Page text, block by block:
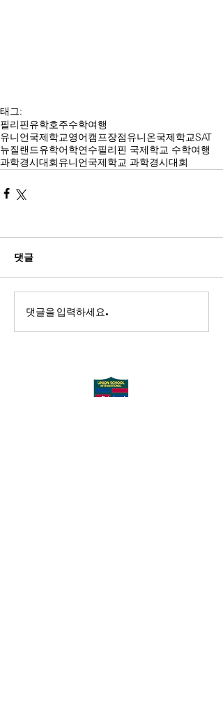
태그:
필리핀유학호주수학여행
유니언국제학교영어캠프장점유니온국제학교SAT
뉴질랜드유학어학연수필리핀 국제학교 수학여행
과학경시대회유니언국제학교 과학경시대회
댓글
댓글을 입력하세요.